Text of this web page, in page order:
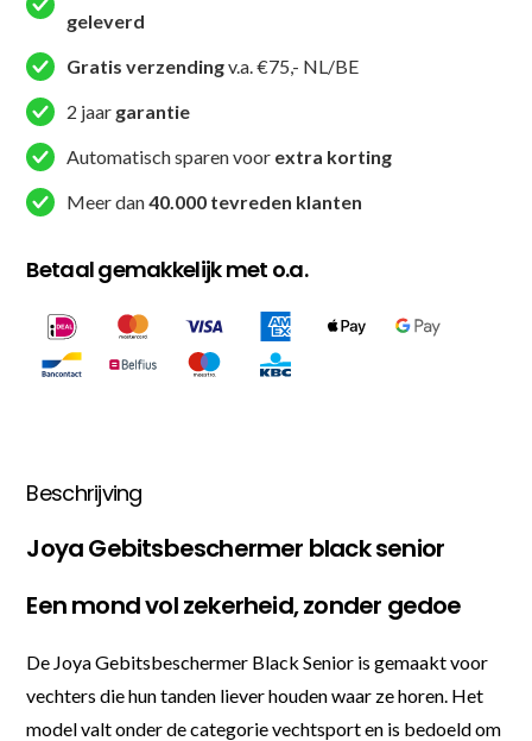
geleverd
Gratis verzendingv.a. €75,- NL/BE
2 jaar garantie
Automatisch sparen voor extra korting
Meer dan40.000 tevreden klanten
Betaal gemakkelijk met o.a.
Beschrijving
Joya Gebitsbeschermer black senior
Een mond vol zekerheid, zonder gedoe
De Joya Gebitsbeschermer Black Senior is gemaakt voor
vechters die hun tanden liever houden waar ze horen. Het
model valt onder de categorie vechtsport en is bedoeld om